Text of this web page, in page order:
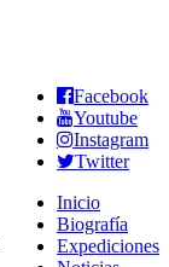
Facebook
Youtube
Instagram
Twitter
Inicio
Biografía
Expediciones